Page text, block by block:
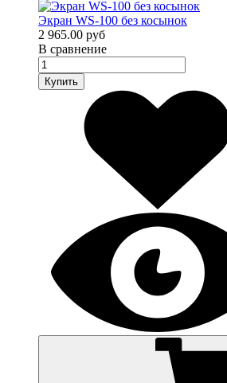
Экран WS-100 без косынок
2 965.00 руб
В сравнение
Купить